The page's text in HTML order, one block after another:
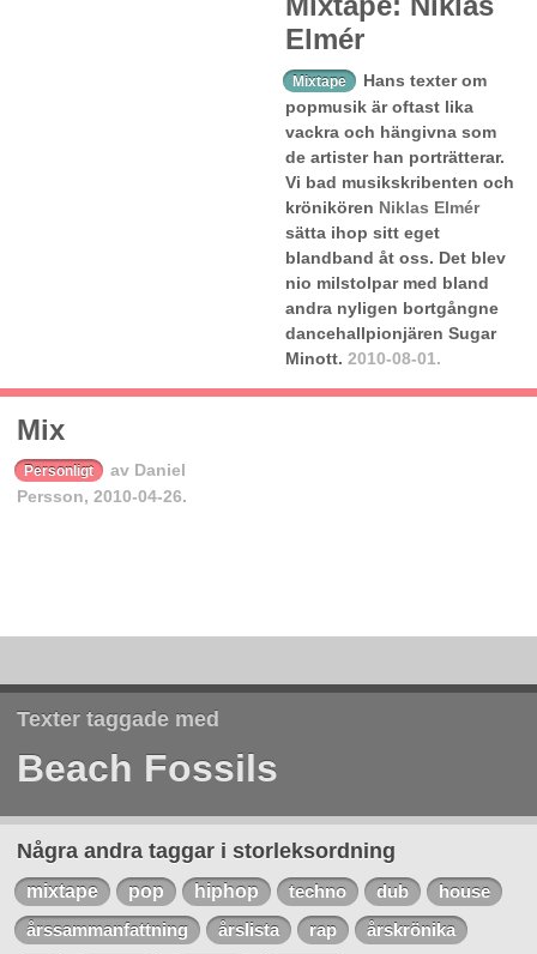
Elmér
Mixtape
Hans texter om
popmusik är oftast lika
vackra och hängivna som
de artister han porträtterar.
Vi bad musikskribenten och
krönikören Niklas Elmér
sätta ihop sitt eget
blandband åt oss. Det blev
nio milstolpar med bland
andra nyligen bortgångne
dancehallpionjären Sugar
Minott. 2010-08-01.
Mix
Personligt av Daniel
Persson, 2010-04-26.
Texter taggade med
Beach Fossils
Några andra taggar i storleksordning
mixtape pop hiphop techno dub house
årssammanfattning årslista rap
årskrönika